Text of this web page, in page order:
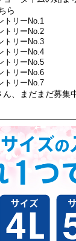
ら
トリーNo.1
トリーNo.2
トリーNo.3
トリーNo.4
トリーNo.5
トリーNo.6
トリーNo.7
、まだまだ募集